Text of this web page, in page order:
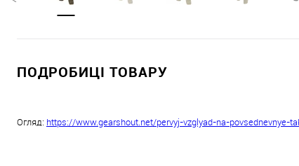
ПОДРОБИЦІ ТОВАРУ
Огляд: https://www.gearshout.net/pervyj-vzglyad-na-povsednevnye-